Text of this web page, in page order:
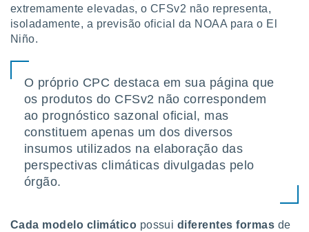
extremamente elevadas, o CFSv2 não representa,
isoladamente, a previsão oficial da NOAA para o El
Niño.
O próprio CPC destaca em sua página que
os produtos do CFSv2 não correspondem
ao prognóstico sazonal oficial, mas
constituem apenas um dos diversos
insumos utilizados na elaboração das
perspectivas climáticas divulgadas pelo
órgão.
Cada modelo climático possui diferentes formas de